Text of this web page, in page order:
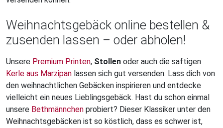
Weihnachtsgebäck online bestellen &
zusenden lassen – oder abholen!
Unsere Premium Printen, Stollen oder auch die saftigen
Kerle aus Marzipan lassen sich gut versenden. Lass dich von
den weihnachtlichen Gebäcken inspirieren und entdecke
vielleicht ein neues Lieblingsgebäck. Hast du schon einmal
unsere Bethmännchen probiert? Dieser Klassiker unter den
Weihnachtsgebäcken ist so köstlich, dass es schwer ist,